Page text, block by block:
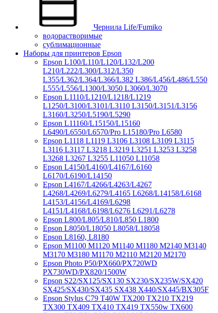
Чернила Life/Fumiko
водорастворимые
сублимационные
Наборы для принтеров Epson
Epson L100/L110/L120/L132/L200
L210/L222/L300/L312/L350
L355/L362/L364/L366/L382 L386/L456/L486/L550
L555/L556/L1300/L3050 L3060/L3070
Epson L1110/L1210/L1218/L1219
L1250/L3100/L3101/L3110 L3150/L3151/L3156
L3160/L3250/L5190/L5290
Epson L11160/L15150/L15160
L6490/L6550/L6570/Pro L15180/Pro L6580
Epson L1118 L1119 L3106 L3108 L3109 L3115
L3116 L3117 L3218 L3219 L3251 L3253 L3258
L3268 L3267 L3255 L11050 L11058
Epson L4150/L4160/L4167/L6160
L6170/L6190/L14150
Epson L4167/L4266/L4263/L4267
L4268/L4269/L6279/L4165 L6268/L14158/L6168
L4153/L4156/L4169/L6298
L4151/L4168/L6198/L6276 L6291/L6278
Epson L800/L805/L810/L850 L1800
Epson L8050/L18050 L8058/L18058
Epson L8160, L8180
Epson M1100 M1120 M1140 M1180 M2140 M3140
M3170 M3180 M1170 M2110 M2120 M2170
Epson Photo P50/PX660/PX720WD
PX730WD/PX820/1500W
Epson S22/SX125/SX130 SX230/SX235W/SX420
SX425/SX430/SX435 SX438 X440/SX445/BX305F
Epson Stylus C79 T40W TX200 TX210 TX219
TX300 TX409 TX410 TX419 TX550w TX600